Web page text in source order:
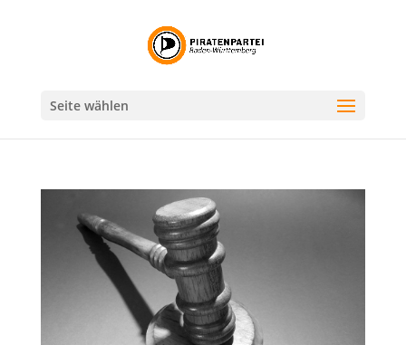
Seite wählen